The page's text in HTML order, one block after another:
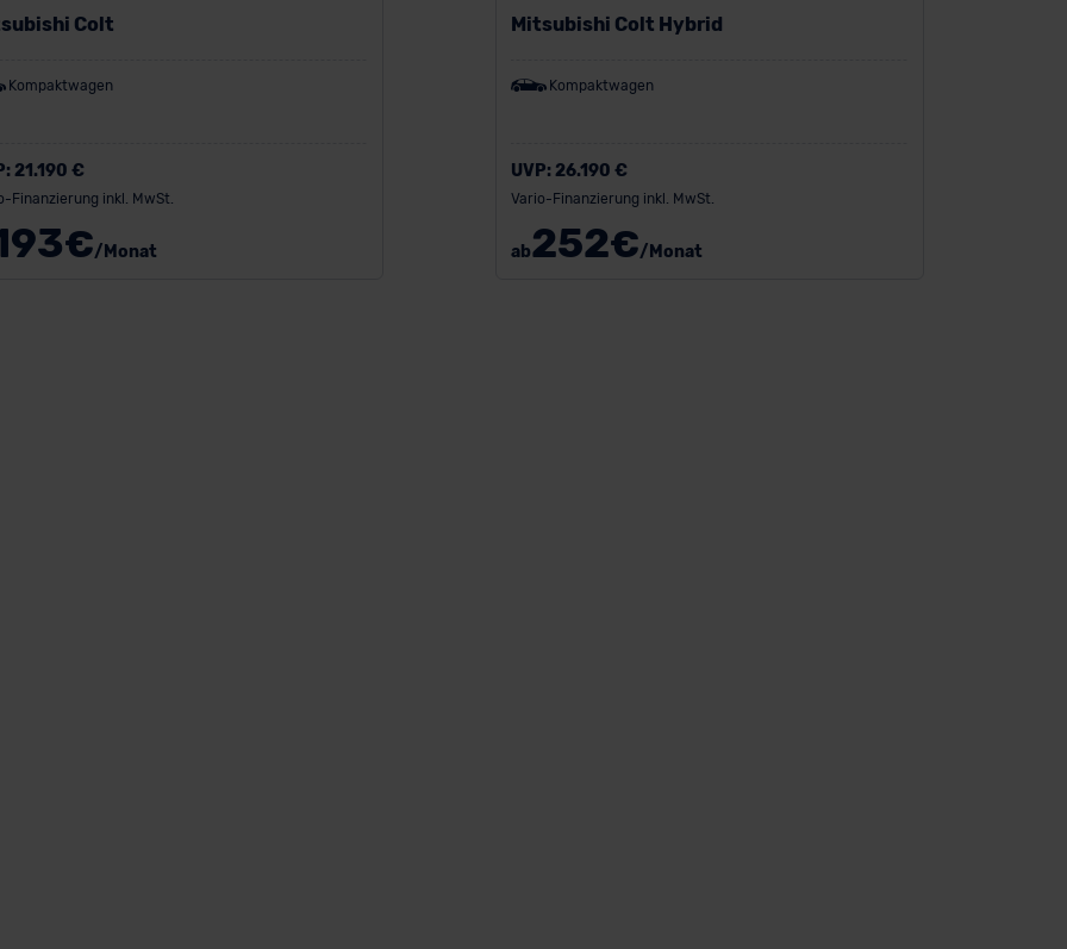
Colt
Kompaktwagen
21.190 €
Finanzierung inkl. MwSt.
€/Monat
Mitsubishi Colt Hybrid
Kompaktwagen
UVP:26.190 €
Vario-Finanzierung inkl. MwSt.
ab252€/Monat